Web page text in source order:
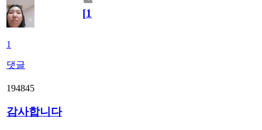
1
댓글
[1]
194845
감사합니다